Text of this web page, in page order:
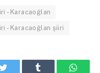
- Karacaoğlan
- Karacaoğlan şiiri
Twitter